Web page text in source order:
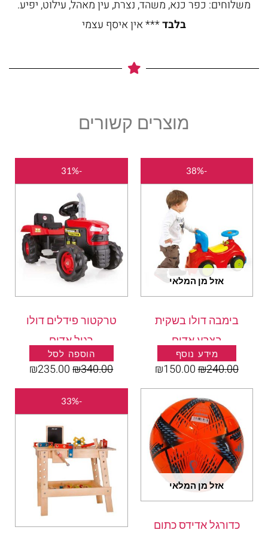
משלוחים: כפר כנא, משהד, נצרת, עין מאהל, עילוט, יפיע.
בלבד*** אין איסף עצמי
מוצרים קשורים
-38%
אזל מן המלאי
בימבה דולו בשקית
בצבע אדום
מידע נוסף
₪240.00
המחיר
המקורי
היה:
₪240.00.
₪150.00
-31%
טרקטור פידלים דולו
רגיל אדום
הוספה לסל
₪340.00
המחיר
המקורי
₪340.00.
₪235.00
אזל מן המלאי
כדורגל אדידס כתום
-33%
המחיר
המקורי
היה:
₪320.00.